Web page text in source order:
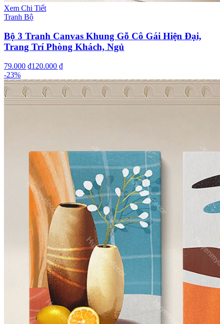
Xem Chi Tiết
Tranh Bộ
Bộ 3 Tranh Canvas Khung Gỗ Cô Gái Hiện Đại,
Trang Trí Phòng Khách, Ngủ
79.000 ₫120.000 ₫
-23%